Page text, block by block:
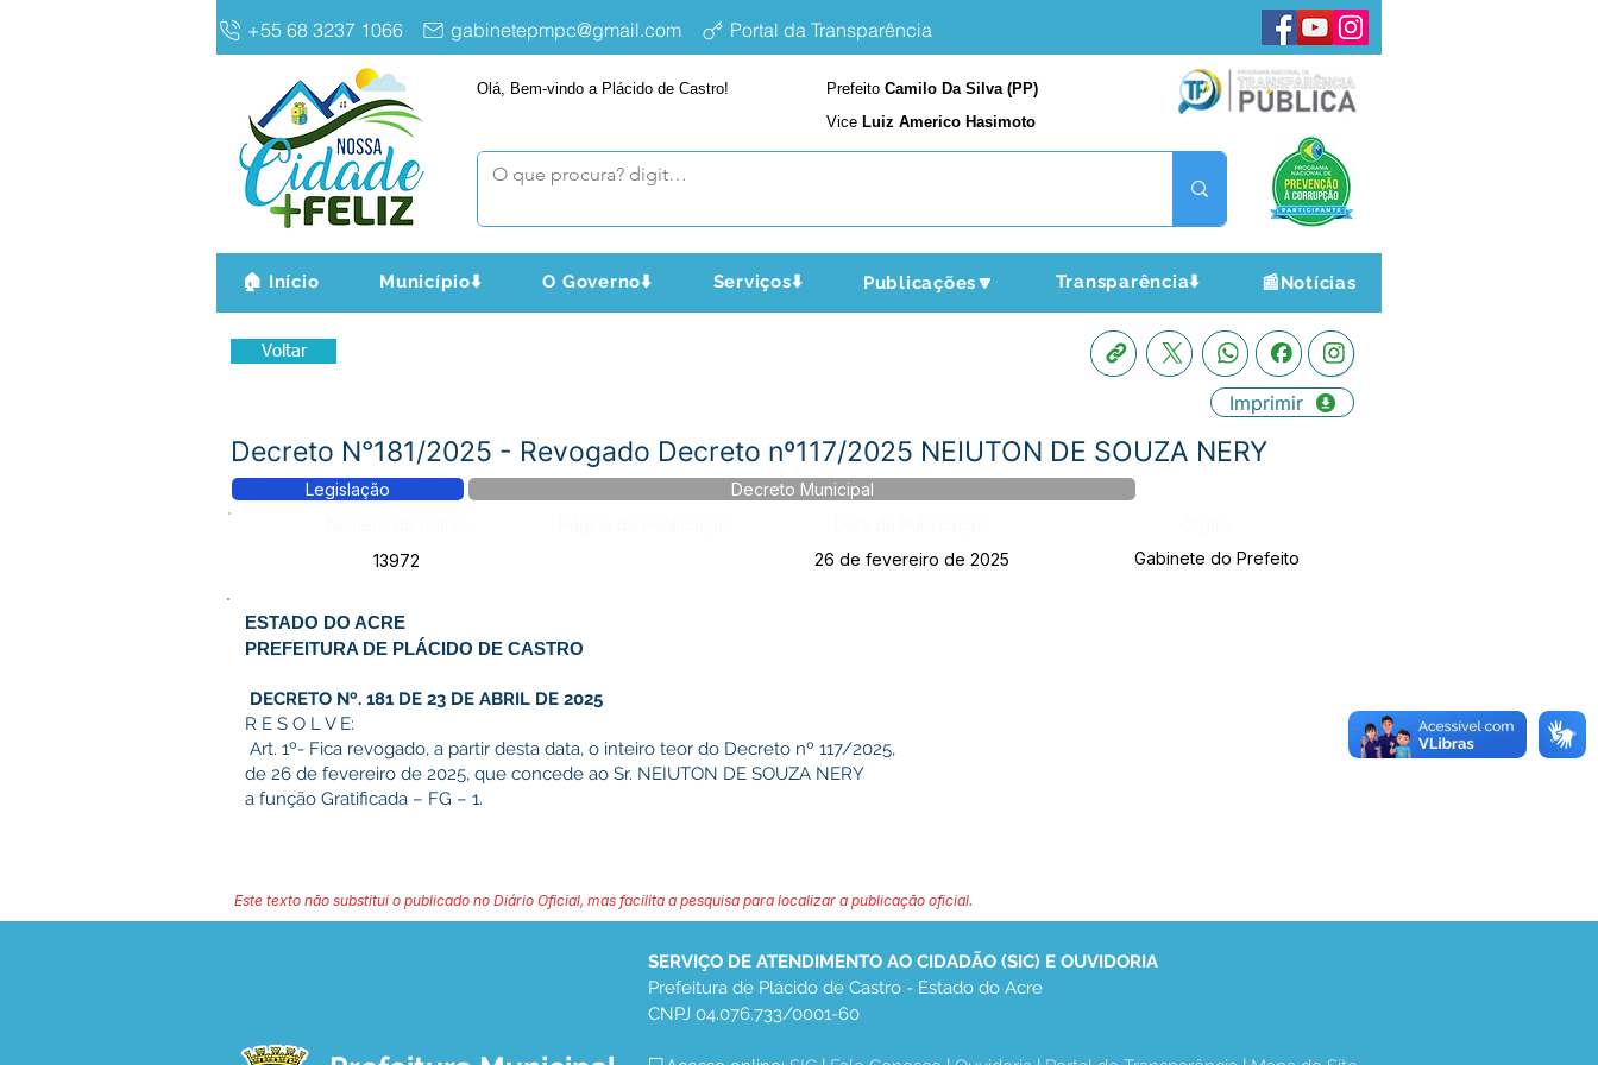
+55 68 3237 1066 gabinetepmpc@gmail.com Portal da Transparência
Olá, Bem-vindo a Plácido de Castro! Prefeito Camilo Da Silva (PP)
Vice Luiz Americo Hasimoto
🏠 Início Município⬇️ O Governo⬇️ Serviços⬇️ Publicações🔽 Transparência⬇️ 📰Notícias
Voltar
Imprimir
Decreto N°181/2025 - Revogado Decreto nº117/2025 NEIUTON DE SOUZA NERY
Legislação
Decreto Municipal
13972
26 de fevereiro de 2025 Gabinete do Prefeito
ESTADO DO ACRE
PREFEITURA DE PLÁCIDO DE CASTRO
DECRETO Nº. 181 DE 23 DE ABRIL DE 2025
R E S O L V E:
Art. 1º- Fica revogado, a partir desta data, o inteiro teor do Decreto nº 117/2025,
de 26 de fevereiro de 2025, que concede ao Sr. NEIUTON DE SOUZA NERY
a função Gratificada – FG – 1.
Este texto não substitui o publicado no Diário Oficial, mas facilita a pesquisa para localizar a publicação oficial.
SERVIÇO DE ATENDIMENTO AO CIDADÃO (SIC) E OUVIDORIA
Prefeitura de Plácido de Castro - Estado do Acre
CNPJ 04.076.733/0001-60